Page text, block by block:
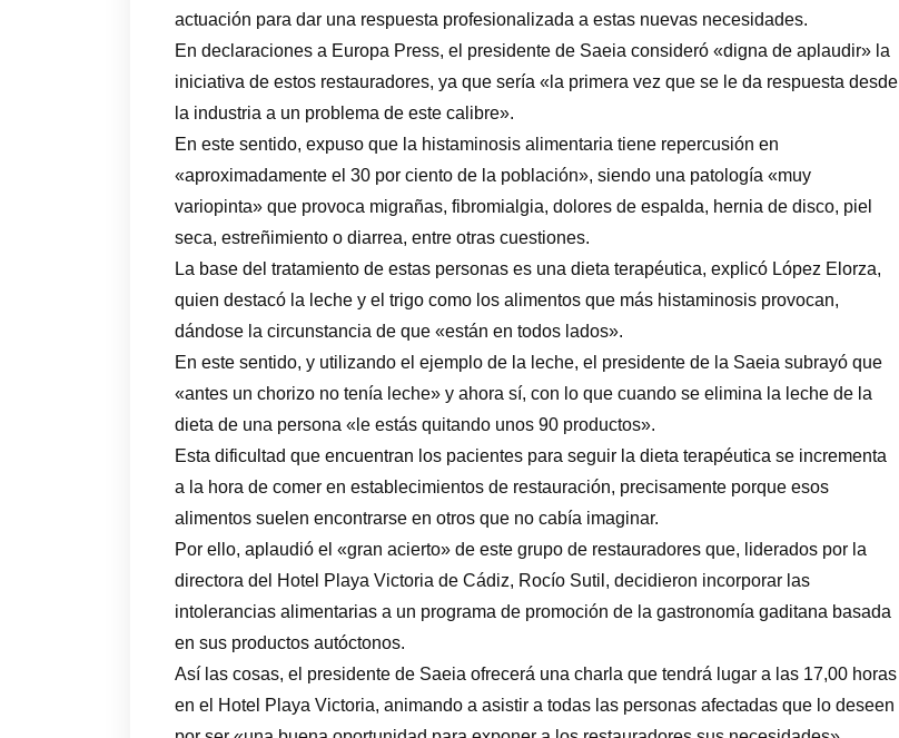
actuación para dar una respuesta profesionalizada a estas nuevas necesidades.
En declaraciones a Europa Press, el presidente de Saeia consideró «digna de aplaudir» la
iniciativa de estos restauradores, ya que sería «la primera vez que se le da respuesta desde
la industria a un problema de este calibre».
En este sentido, expuso que la histaminosis alimentaria tiene repercusión en
«aproximadamente el 30 por ciento de la población», siendo una patología «muy
variopinta» que provoca migrañas, fibromialgia, dolores de espalda, hernia de disco, piel
seca, estreñimiento o diarrea, entre otras cuestiones.
La base del tratamiento de estas personas es una dieta terapéutica, explicó López Elorza,
quien destacó la leche y el trigo como los alimentos que más histaminosis provocan,
dándose la circunstancia de que «están en todos lados».
En este sentido, y utilizando el ejemplo de la leche, el presidente de la Saeia subrayó que
«antes un chorizo no tenía leche» y ahora sí, con lo que cuando se elimina la leche de la
dieta de una persona «le estás quitando unos 90 productos».
Esta dificultad que encuentran los pacientes para seguir la dieta terapéutica se incrementa
a la hora de comer en establecimientos de restauración, precisamente porque esos
alimentos suelen encontrarse en otros que no cabía imaginar.
Por ello, aplaudió el «gran acierto» de este grupo de restauradores que, liderados por la
directora del Hotel Playa Victoria de Cádiz, Rocío Sutil, decidieron incorporar las
intolerancias alimentarias a un programa de promoción de la gastronomía gaditana basada
en sus productos autóctonos.
Así las cosas, el presidente de Saeia ofrecerá una charla que tendrá lugar a las 17,00 horas
en el Hotel Playa Victoria, animando a asistir a todas las personas afectadas que lo deseen